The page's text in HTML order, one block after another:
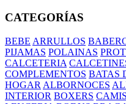
CATEGORÍAS
BEBE ARRULLOS
PIJAMAS POLAINAS
CALCETERIA
COMPLEMENTOS BATAS
HOGAR ALBORNOCES
INTERIOR BOXERS